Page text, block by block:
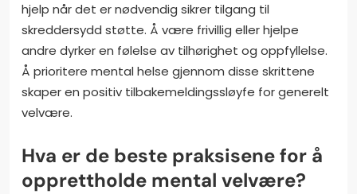
hjelp når det er nødvendig sikrer tilgang til
skreddersydd støtte. Å være frivillig eller hjelpe
andre dyrker en følelse av tilhørighet og oppfyllelse.
Å prioritere mental helse gjennom disse skrittene
skaper en positiv tilbakemeldingssløyfe for generelt
velvære.
Hva er de beste praksisene for å
opprettholde mental velvære?